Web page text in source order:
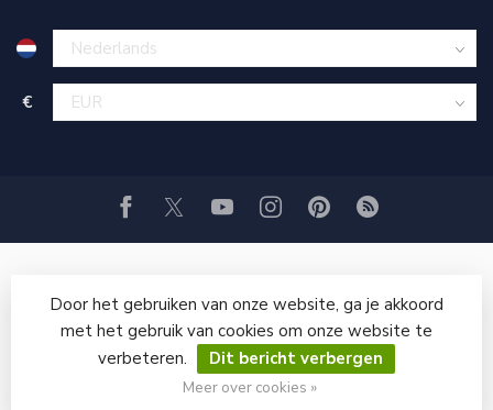
€
© Copyright 2026 GRITSTRAALWINKEL
Door het gebruiken van onze website, ga je akkoord
met het gebruik van cookies om onze website te
verbeteren.
Dit bericht verbergen
Meer over cookies »